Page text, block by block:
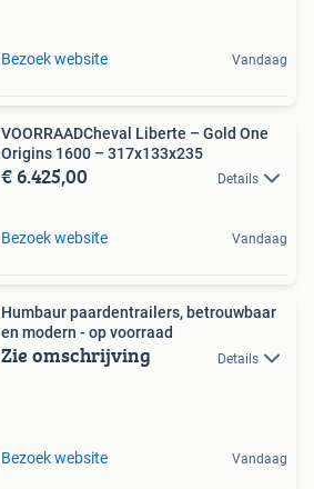
Bezoek website Vandaag
VOORRAADCheval Liberte – Gold One
Origins 1600 – 317x133x235
€ 6.425,00 Details
Bezoek website Vandaag
Humbaur paardentrailers, betrouwbaar
en modern - op voorraad
Zie omschrijving Details
Bezoek website Vandaag